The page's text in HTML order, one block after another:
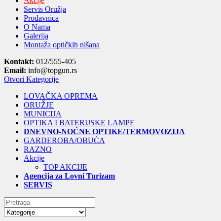
Servis Oružja
Prodavnica
O Nama
Galerija
Montaža optičkih nišana
Kontakt: 012/555-405
Email: info@topgun.rs
Otvori Kategorije
LOVAČKA OPREMA
ORUŽJE
MUNICIJA
OPTIKA I BATERIJSKE LAMPE
DNEVNO-NOĆNE OPTIKE/TERMOVOZIJA
GARDEROBA/OBUĆA
RAZNO
Akcije
TOP AKCIJE
Agencija za Lovni Turizam
SERVIS
Search
for: